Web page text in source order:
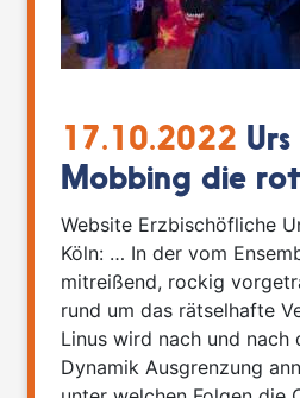
17.10.2022
Mobbing die
Website Erzbischöfliche
Köln: … In der vom
mitreißend, rockig
rund um das rätselhafte
Linus wird nach und nach
Dynamik Ausgrenzung